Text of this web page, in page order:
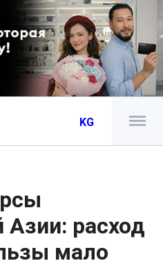
KG
Азии: расход
мало